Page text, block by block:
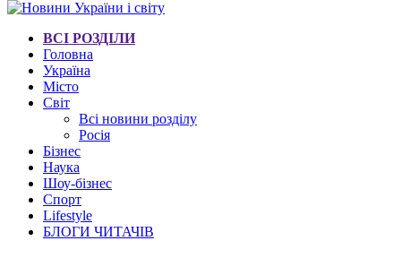
ВСІ РОЗДІЛИ
Головна
Україна
Місто
Світ
Всі новини розділу
Росія
Бізнес
Наука
Шоу-бізнес
Спорт
Lifestyle
БЛОГИ ЧИТАЧІВ